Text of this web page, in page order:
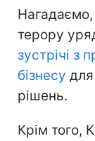
Нагадаємо,
терору
зустрічі з
бізнесу
рішень.
Крім того,